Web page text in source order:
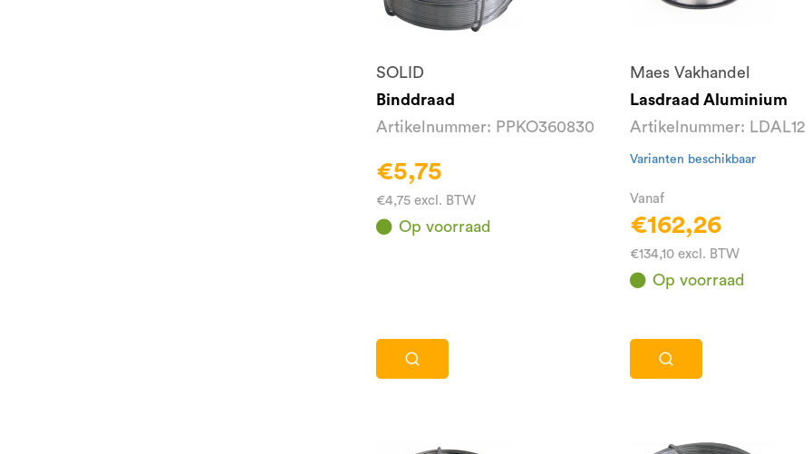
SOLID
Binddraad
Artikelnummer: PPKO360830
€5,75
€4,75 excl. BTW
Op voorraad
Maes Vakhandel
Lasdraad Aluminium
Artikelnummer: LDAL12
Varianten beschikbaar
Vanaf
€162,26
€134,10 excl. BTW
Op voorraad